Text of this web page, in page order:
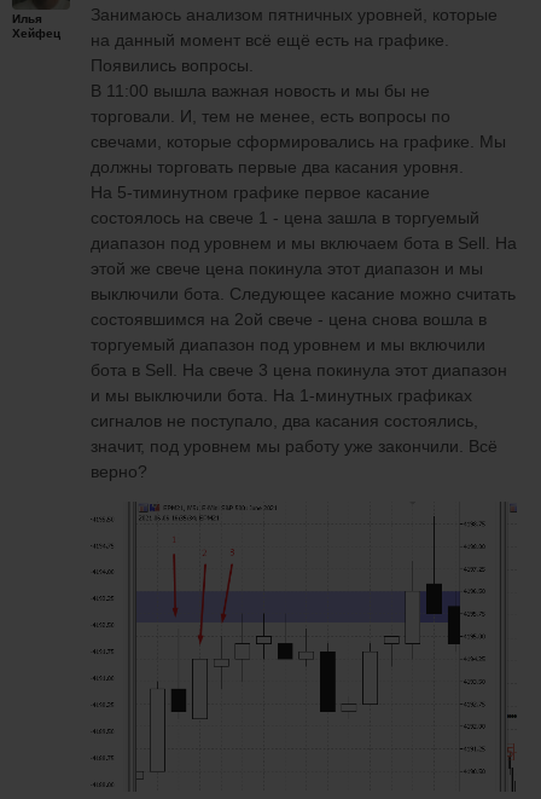
Илья
Хейфец
Занимаюсь анализом пятничных уровней, которые
на данный момент всё ещё есть на графике.
Появились вопросы.
В 11:00 вышла важная новость и мы бы не
торговали. И, тем не менее, есть вопросы по
свечами, которые сформировались на графике. Мы
должны торговать первые два касания уровня.
На 5-тиминутном графике первое касание
состоялось на свече 1 - цена зашла в торгуемый
диапазон под уровнем и мы включаем бота в Sell. На
этой же свече цена покинула этот диапазон и мы
выключили бота. Следующее касание можно считать
состоявшимся на 2ой свече - цена снова вошла в
торгуемый диапазон под уровнем и мы включили
бота в Sell. На свече 3 цена покинула этот диапазон
и мы выключили бота. На 1-минутных графиках
сигналов не поступало, два касания состоялись,
значит, под уровнем мы работу уже закончили. Всё
верно?